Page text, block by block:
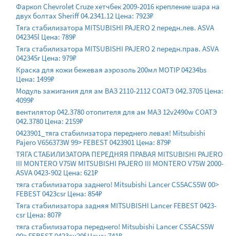
Фаркоп Chevrolet Cruze хетчбек 2009-2016 крепление шара на
двух болтах Sheriff 04.2341.12 Цена: 7923₽
Тяга стабилизатора MITSUBISHI PAJERO 2 передн.лев. ASVA
042345l Цена: 789₽
Тяга стабилизатора MITSUBISHI PAJERO 2 передн.прав. ASVA
042345r Цена: 979₽
Краска для кожи бежевая аэрозоль 200мл MOTIP 04234bs
Цена: 1499₽
Модуль зажигания для ам ВАЗ 2110-2112 СОАТЭ 042.3705 Цена:
4099₽
вентилятор 042.3780 отопителя для ам МАЗ 12v2490w СОАТЭ
042.3780 Цена: 2159₽
0423901_тяга стабилизатора переднего левая! Mitsubishi
Pajero V656373W 99> FEBEST 0423901 Цена: 879₽
ТЯГА СТАБИЛИЗАТОРА ПЕРЕДНЯЯ ПРАВАЯ MITSUBISHI PAJERO
III MONTERO V75W MITSUBISHI PAJERO III MONTERO V75W 2000-
ASVA 0423-902 Цена: 621₽
тяга стабилизатора заднего! Mitsubishi Lancer CS5ACS5W 00>
FEBEST 0423csr Цена: 854₽
Тяга стабилизатора задняя MITSUBISHI Lancer FEBEST 0423-
csr Цена: 807₽
тяга стабилизатора переднего! Mitsubishi Lancer CS5ACS5W